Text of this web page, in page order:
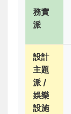
務實
派
設計
主題
派 /
娛樂
設施